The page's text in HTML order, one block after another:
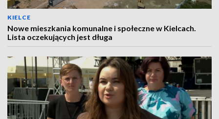
KIELCE
Nowe mieszkania komunalne i społeczne w Kielcach.
Lista oczekujących jest długa